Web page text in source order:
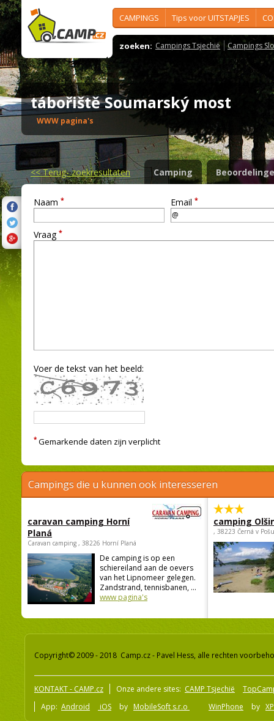
CAMPINGS Tips voor UITSTAPJES
zoeken: Campings Tsjechië Campings
tábořiště Soumarský most
WWW pagina's
<<Terug- zoekresultaten Camping
Naam * Email *
Vraag *
Voer de tekst van het beeld:
* Gemarkende daten zijn verplicht
Campings die u kunnen ook interesseren
caravan camping Horní
Planá
Caravan camping , 38226 Horní Planá
De camping is op een
schiereiland aan de oevers
van het Lipnomeer gelegen.
Zandstrand, tennisbanen, ...
www pagina's
camping
, 38223 Černá v
Copyright© 2009 - 2018 Camp.cz - Pavel Hess, alle rechten
KONTAKT - CAMP.cz Onze andere sites: CAMP Tsjechië
App: Android iOS by MobileSoft s.r.o WinPhone by